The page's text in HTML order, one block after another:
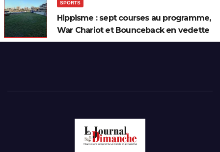
SPORTS
Hippisme : sept courses au programme,
War Chariot et Bounceback en vedette